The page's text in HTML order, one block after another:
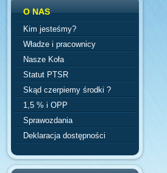
O NAS
Kim jesteśmy?
Władze i pracownicy
Nasze Koła
Statut PTSR
Skąd czerpiemy środki ?
1,5 % i OPP
Sprawozdania
Deklaracja dostępności